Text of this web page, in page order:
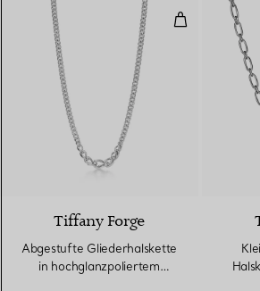
Abgestufte
Tiffany Forge
Abgestufte Gliederhalskette
in hochglanzpoliertem